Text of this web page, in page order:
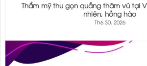
Thẩm mỹ thu gọn quầng thâm vú tại
nhiên, hồng hào
Th6 30, 2026